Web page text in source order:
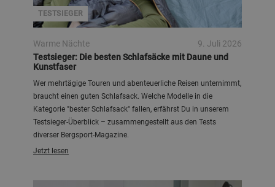
TESTSIEGER
Warme Nächte
9. Juli 2026
Testsieger: Die besten Schlafsäcke mit Daune und
Kunstfaser
Wer mehrtägige Touren und abenteuerliche Reisen unternimmt,
braucht einen guten Schlafsack. Welche Modelle in die
Kategorie "bester Schlafsack" fallen, erfährst Du in unserem
Testsieger-Überblick – zusammengestellt aus den Tests
diverser Bergsport-Magazine.
Jetzt lesen